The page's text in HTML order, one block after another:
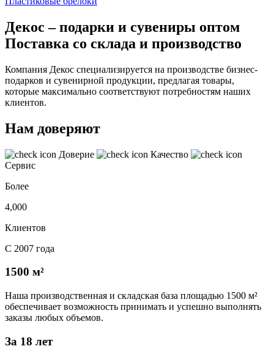
Декос – подарки и сувениры оптом
Поставка со склада и производство
Компания Декос специализируется на производстве бизнес-
подарков и сувенирной продукции, предлагая товары,
которые максимально соответствуют потребностям наших
клиентов.
Нам доверяют
Доверие
Качество
Сервис
Более
4,000
Клиентов
С 2007 года
1500 м²
Наша производственная и складская база площадью 1500 м²
обеспечивает возможность принимать и успешно выполнять
заказы любых объемов.
За 18 лет